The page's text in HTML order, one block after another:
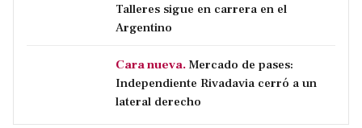
Talleres sigue en carrera en el
Argentino
Cara nueva. Mercado de pases:
Independiente Rivadavia cerró a un
lateral derecho